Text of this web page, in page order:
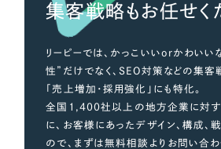
集客戦略もお任せく
リーピーでは、かっこいいorかわいい
性”だけでなく、SEO対策などの集客
「売上増加・採用強化」にも特化。
全国1,400社以上の地方企業に対す
に、お客様にあったデザイン、構成、
ので、まずは無料相談よりお問い合わ